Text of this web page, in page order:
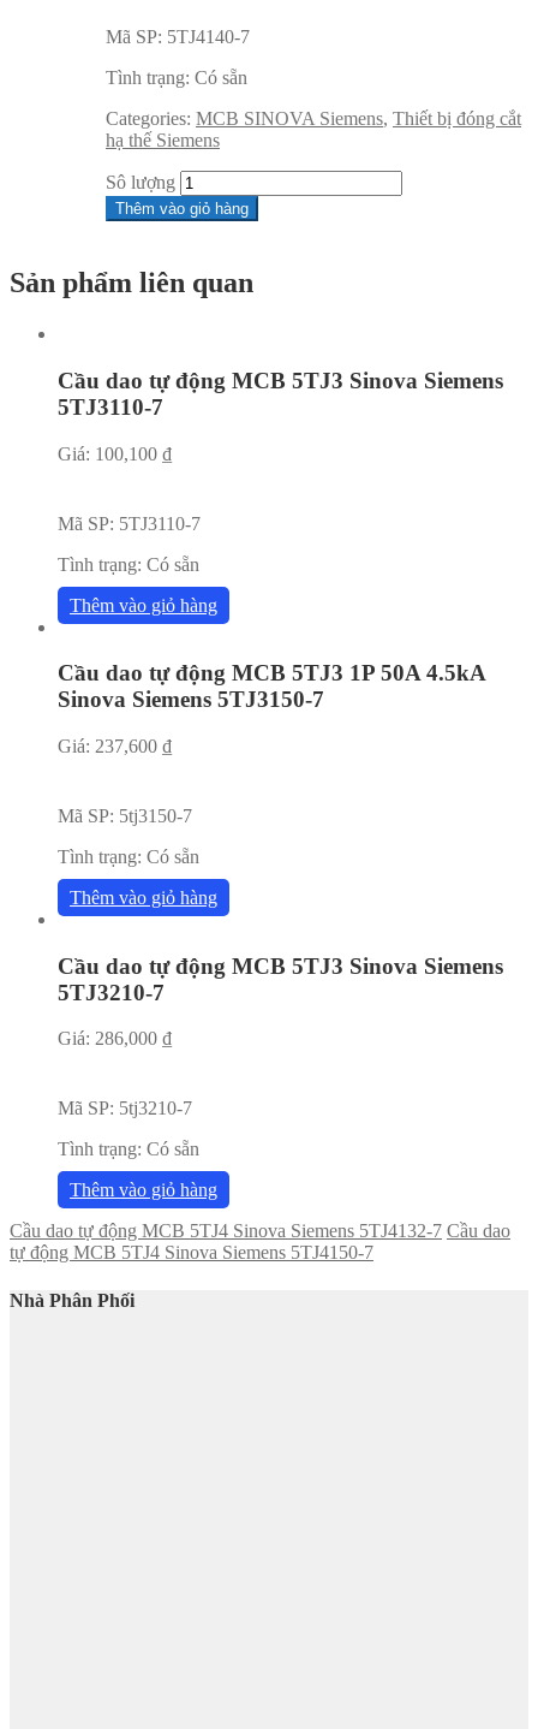
Mã SP: 5TJ4140-7
Tình trạng: Có sẵn
Categories: MCB SINOVA Siemens, Thiết bị đóng cắt
hạ thế Siemens
Sô lượng
Thêm vào giỏ hàng
Sản phẩm liên quan
Cầu dao tự động MCB 5TJ3 Sinova Siemens
5TJ3110-7
Giá: 100,100 ₫
Mã SP: 5TJ3110-7
Tình trạng: Có sẵn
Thêm vào giỏ hàng
Cầu dao tự động MCB 5TJ3 1P 50A 4.5kA
Sinova Siemens 5TJ3150-7
Giá: 237,600 ₫
Mã SP: 5tj3150-7
Tình trạng: Có sẵn
Thêm vào giỏ hàng
Cầu dao tự động MCB 5TJ3 Sinova Siemens
5TJ3210-7
Giá: 286,000 ₫
Mã SP: 5tj3210-7
Tình trạng: Có sẵn
Thêm vào giỏ hàng
Cầu dao tự động MCB 5TJ4 Sinova Siemens 5TJ4132-7 Cầu dao
tự động MCB 5TJ4 Sinova Siemens 5TJ4150-7
Nhà Phân Phối